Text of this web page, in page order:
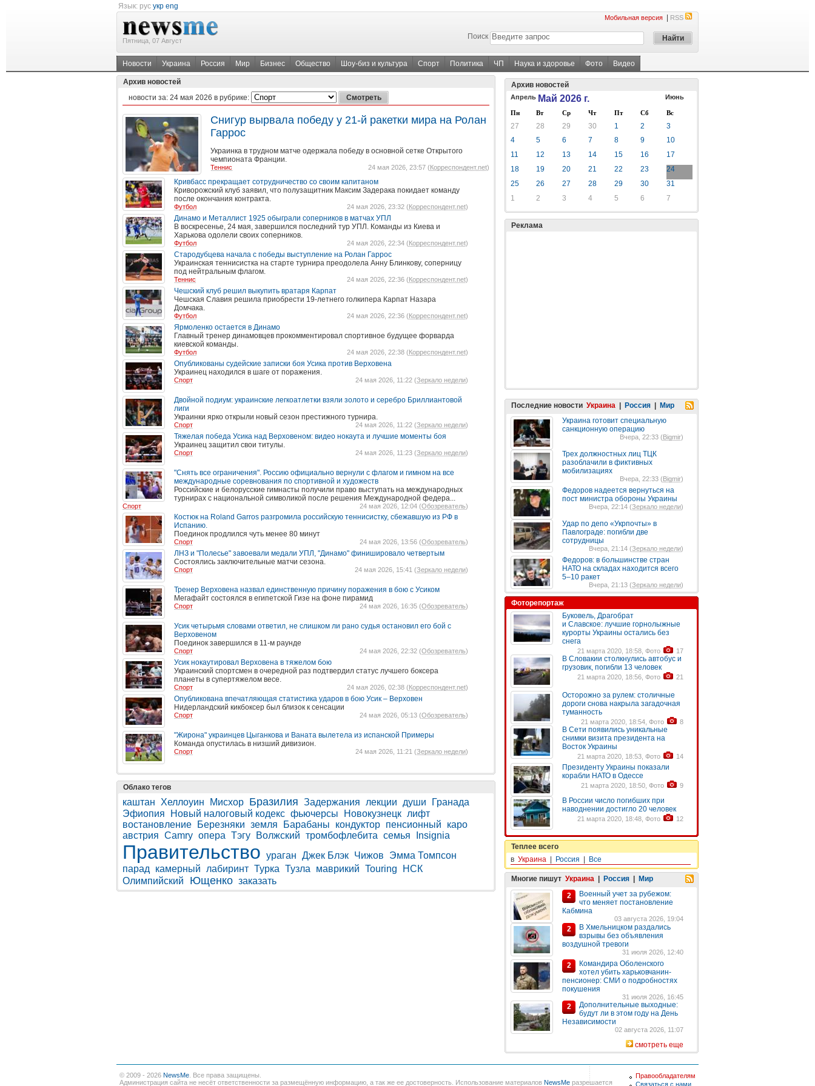
Язык: рус укр eng
Пятница, 07 Август
Мобильная версия RSS
Поиск
Новости Украина Россия Мир Бизнес Общество Шоу-биз и культура Спорт Политика ЧП Наука и здоровье Фото Видео
Архив новостей
новости за: 24 мая 2026 в рубрике:
Снигур вырвала победу у 21-й ракетки мира на Ролан
Гаррос
Украинка в трудном матче одержала победу в основной сетке Открытого
чемпионата Франции.
Теннис 24 мая 2026, 23:57 (Корреспондент.net)
Кривбасс прекращает сотрудничество со своим капитаном
Криворожский клуб заявил, что полузащитник Максим Задерака покидает команду
после окончания контракта.
Футбол 24 мая 2026, 23:32 (Корреспондент.net)
Динамо и Металлист 1925 обыграли соперников в матчах УПЛ
В воскресенье, 24 мая, завершился последний тур УПЛ. Команды из Киева и
Харькова одолели своих соперников.
Футбол 24 мая 2026, 22:34 (Корреспондент.net)
Стародубцева начала с победы выступление на Ролан Гаррос
Украинская теннисистка на старте турнира преодолела Анну Блинкову, соперницу
под нейтральным флагом.
Теннис 24 мая 2026, 22:36 (Корреспондент.net)
Чешский клуб решил выкупить вратаря Карпат
Чешская Славия решила приобрести 19-летнего голкипера Карпат Назара
Домчака.
Футбол 24 мая 2026, 22:36 (Корреспондент.net)
Ярмоленко остается в Динамо
Главный тренер динамовцев прокомментировал спортивное будущее форварда
киевской команды.
Футбол 24 мая 2026, 22:38 (Корреспондент.net)
Опубликованы судейские записки боя Усика против Верховена
Украинец находился в шаге от поражения.
Спорт 24 мая 2026, 11:22 (Зеркало недели)
Двойной подиум: украинские легкоатлетки взяли золото и серебро Бриллиантовой
лиги
Украинки ярко открыли новый сезон престижного турнира.
Спорт 24 мая 2026, 11:22 (Зеркало недели)
Тяжелая победа Усика над Верховеном: видео нокаута и лучшие моменты боя
Украинец защитил свои титулы.
Спорт 24 мая 2026, 11:23 (Зеркало недели)
"Снять все ограничения". Россию официально вернули с флагом и гимном на все
международные соревнования по спортивной и художеств
Российские и белорусские гимнасты получили право выступать на международных
турнирах с национальной символикой после решения Международной федера...
Спорт 24 мая 2026, 12:04 (Обозреватель)
Костюк на Roland Garros разгромила российскую теннисистку, сбежавшую из РФ в
Испанию.
Поединок продлился чуть менее 80 минут
Спорт 24 мая 2026, 13:56 (Обозреватель)
ЛНЗ и "Полесье" завоевали медали УПЛ, "Динамо" финишировало четвертым
Состоялись заключительные матчи сезона.
Спорт 24 мая 2026, 15:41 (Зеркало недели)
Тренер Верховена назвал единственную причину поражения в бою с Усиком
Мегафайт состоялся в египетской Гизе на фоне пирамид
Спорт 24 мая 2026, 16:35 (Обозреватель)
Усик четырьмя словами ответил, не слишком ли рано судья остановил его бой с
Верховеном
Поединок завершился в 11-м раунде
Спорт 24 мая 2026, 22:32 (Обозреватель)
Усик нокаутировал Верховена в тяжелом бою
Украинский спортсмен в очередной раз подтвердил статус лучшего боксера
планеты в супертяжелом весе.
Спорт 24 мая 2026, 02:38 (Корреспондент.net)
Опубликована впечатляющая статистика ударов в бою Усик – Верховен
Нидерландский кикбоксер был близок к сенсации
Спорт 24 мая 2026, 05:13 (Обозреватель)
"Жирона" украинцев Цыганкова и Ваната вылетела из испанской Примеры
Команда опустилась в низший дивизион.
Спорт 24 мая 2026, 11:21 (Зеркало недели)
Облако тегов
каштан Хеллоуин Мисхор Бразилия Задержания лекции души
Гранада
Эфиопия
Новый налоговый кодекс фьючерсы Новокузнецк лифт
востановление
Березняки земля Барабаны кондуктор пенсионный
каро
австрия Camry опера Тэгу Волжский тромбофлебита семья Insignia
Правительство ураган Джек Блэк Чижов
Эмма Томпсон
парад
камерный лабиринт Турка Тузла маврикий Touring
НСК
Олимпийский
Ющенко заказать
Архив новостей
Апрель Май 2026 г. Июнь
Пн Вт Ср Чт Пт Сб Вс
27 28 29 30 1 2
3
4
5 6 7 8 9
10
11
12 13 14 15 16
17
18
19 20 21 22 23
24
25
26 27 28 29 30
31
1
2 3 4 5 6 7
Реклама
Последние новости Украина Россия
Мир
Украина готовит специальную
санкционную операцию
Вчера, 22:33 (Bigmir)
Трех должностных лиц ТЦК
разоблачили в фиктивных
мобилизациях
Вчера, 22:33 (Bigmir)
Федоров надеется вернуться на
пост министра обороны Украины
Вчера, 22:14 (Зеркало недели)
Удар по депо «Укрпочты» в
Павлограде: погибли две
сотрудницы
Вчера, 21:14 (Зеркало недели)
Федоров: в большинстве стран
НАТО на складах находится всего
5–10 ракет
Вчера, 21:13 (Зеркало недели)
Фоторепортаж
Буковель, Драгобрат
и Славское: лучшие горнолыжные
курорты Украины остались без
снега
21 марта 2020, 18:58, Фото 17
В Словакии столкнулись автобус и
грузовик, погибли 13 человек
21 марта 2020, 18:56, Фото 21
Осторожно за рулем: столичные
дороги снова накрыла загадочная
туманность
21 марта 2020, 18:54, Фото 8
В Сети появились уникальные
снимки визита президента на
Восток Украины
21 марта 2020, 18:53, Фото 14
Президенту Украины показали
корабли НАТО в Одессе
21 марта 2020, 18:50, Фото 9
В России число погибших при
наводнении достигло 20 человек
21 марта 2020, 18:48, Фото 12
Теплее всего
в Украина Россия Все
Многие пишут Украина Россия
Мир
2
Военный учет за рубежом:
что меняет постановление
Кабмина
03 августа 2026, 19:04
2
В Хмельницком раздались
взрывы без объявления
воздушной тревоги
31 июля 2026, 12:40
2
Командира Оболенского
хотел убить харьковчанин-
пенсионер: СМИ о подробностях
покушения
31 июля 2026, 16:45
2
Дополнительные выходные:
будут ли в этом году на День
Независимости
02 августа 2026, 11:07
смотреть еще
© 2009 - 2026 NewsMe . Все права защищены.
Администрация сайта не несёт ответственности за размещённую информацию, а так же ее достоверность. Использование материалов NewsMe разрешается
Правообладателям
Связаться с нами